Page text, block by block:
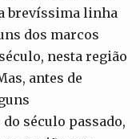
brevíssima linha
dos marcos
nesta região
antes de
século passado,